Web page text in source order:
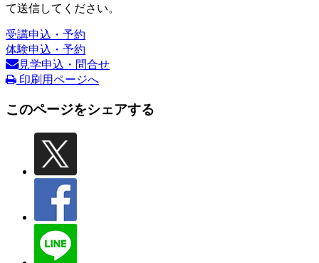
て送信してください。
受講申込・予約
体験申込・予約
見学申込・問合せ
印刷用ページへ
このページをシェアする